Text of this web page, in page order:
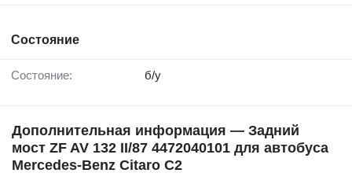
Состояние
Состояние: б/у
Дополнительная информация — Задний
мост ZF AV 132 II/87 4472040101 для автобуса
Mercedes-Benz Citaro C2